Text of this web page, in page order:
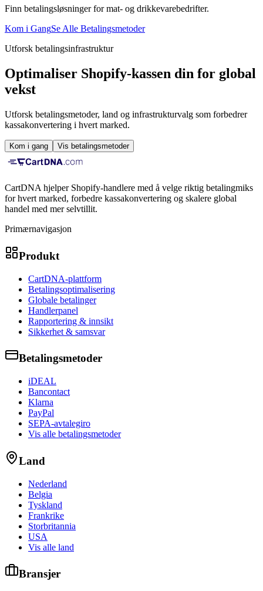
Finn betalingsløsninger for mat- og drikkevarebedrifter.
Kom i GangSe Alle Betalingsmetoder
Utforsk betalingsinfrastruktur
Optimaliser Shopify-kassen din for global
vekst
Utforsk betalingsmetoder, land og infrastrukturvalg som forbedrer
kassakonvertering i hvert marked.
Kom i gang Vis betalingsmetoder
CartDNA hjelper Shopify-handlere med å velge riktig betalingmiks
for hvert marked, forbedre kassakonvertering og skalere global
handel med mer selvtillit.
Primærnavigasjon
Produkt
CartDNA-plattform
Betalingsoptimalisering
Globale betalinger
Handlerpanel
Rapportering & innsikt
Sikkerhet & samsvar
Betalingsmetoder
iDEAL
Bancontact
Klarna
PayPal
SEPA-avtalegiro
Vis alle betalingsmetoder
Land
Nederland
Belgia
Tyskland
Frankrike
Storbritannia
USA
Vis alle land
Bransjer